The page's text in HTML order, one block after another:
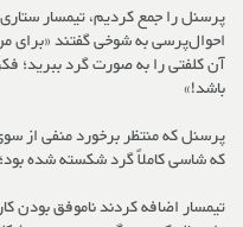
پرسنل را جمع کردیم، تیمسار
احوال‌پرسی به شوخی گفتند «برای
آن کلفتی را به صورت گرد ببرید؛
باشد!»
پرسنل که منتظر برخورد منفی از
که شاسی کاملاً گرد شکسته شده
تیمسار اضافه کردند ناموفق بودن